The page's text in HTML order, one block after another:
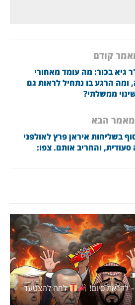
קודם
גיא בכור: מה עומד מאחורי
ומה הרגע בו נתחיל לראות גם
ממשלתי?
הבא
בשליחות איראן פרץ לאולפני
סעודית, והחריב אותם. צפו:
לקראת סיום!
למה להצטער